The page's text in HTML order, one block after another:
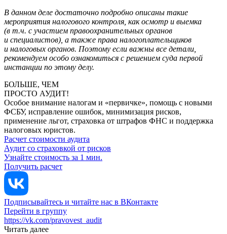
В данном деле достаточно подробно описаны такие
мероприятия налогового контроля, как осмотр и выемка
(в т.ч. с участием правоохранительных органов
и специалистов), а также права налогоплательщиков
и налоговых органов. Поэтому если важны все детали,
рекомендуем особо ознакомиться с решением суда первой
инстанции по этому делу.
БОЛЬШЕ, ЧЕМ
ПРОСТО АУДИТ!
Особое внимание налогам и «первичке», помощь с новыми
ФСБУ, исправление ошибок, минимизация рисков,
применение льгот, страховка от штрафов ФНС и поддержка
налоговых юристов.
Расчет стоимости аудита
Аудит со страховкой от рисков
Узнайте стоимость за 1 мин.
Получить расчет
Подписывайтесь и читайте нас в ВКонтакте
Перейти в группу
https://vk.com/pravovest_audit
Читать далее